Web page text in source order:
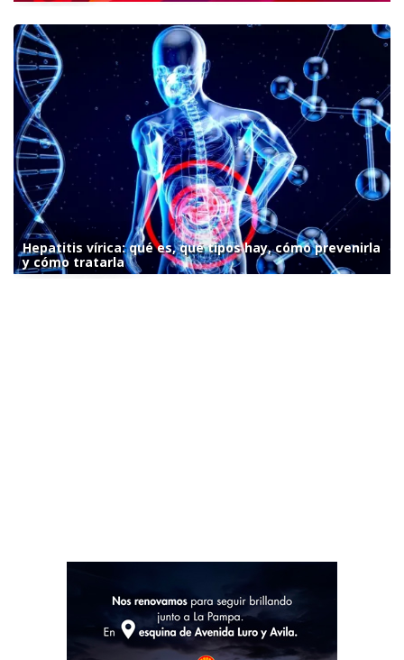
Hepatitis vírica: qué es, qué tipos hay, cómo prevenirla
y cómo tratarla